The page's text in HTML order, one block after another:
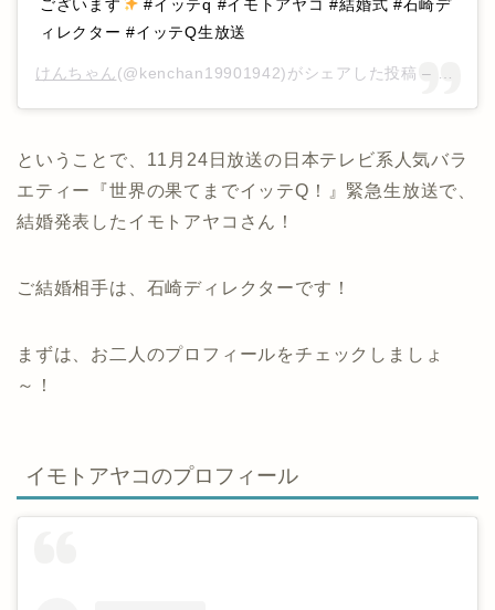
ございます
#イッテq #イモトアヤコ #結婚式 #石崎デ
ィレクター #イッテQ生放送
けんちゃん(@kenchan19901942)がシェアした投稿 –
ということで、11月24日放送の日本テレビ系人気バラ
エティー『世界の果てまでイッテQ！』緊急生放送で、
結婚発表したイモトアヤコさん！
ご結婚相手は、石崎ディレクターです！
まずは、お二人のプロフィールをチェックしましょ
～！
イモトアヤコのプロフィール